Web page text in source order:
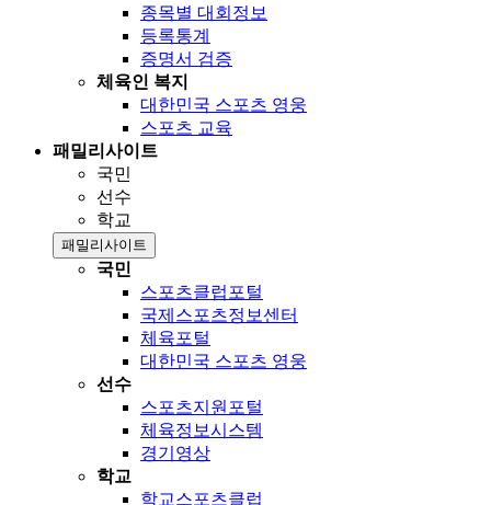
종목별 대회정보
등록통계
증명서 검증
체육인 복지
대한민국 스포츠 영웅
스포츠 교육
패밀리사이트
국민
선수
학교
패밀리사이트
국민
스포츠클럽포털
국제스포츠정보센터
체육포털
대한민국 스포츠 영웅
선수
스포츠지원포털
체육정보시스템
경기영상
학교
학교스포츠클럽